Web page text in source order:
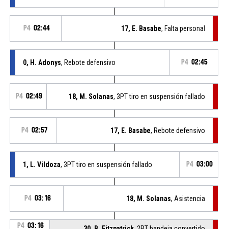
P4 02:44 17, E. Basabe, Falta personal
0, H. Adonys, Rebote defensivo P4 02:45
P4 02:49 18, M. Solanas, 3PT tiro en suspensión fallado
P4 02:57 17, E. Basabe, Rebote defensivo
1, L. Vildoza, 3PT tiro en suspensión fallado P4 03:00
P4 03:16 18, M. Solanas, Asistencia
P4 03:16